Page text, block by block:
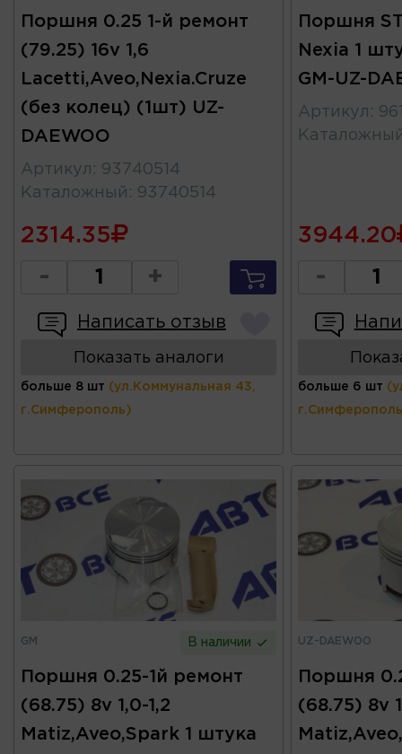
Поршня 0.25 1-й ремонт
(79.25) 16v 1,6
Lacetti,Aveo,Nexia.Cruze
(без колец) (1шт) UZ-
DAEWOO
Артикул : 93740514
Каталожный : 93740514
2314.35
- +
Написать отзыв
Показать аналоги
больше 8 шт (ул.Коммунальная 43,
г.Симферополь)
Поршня
Nexia 1
GM-UZ-
Артикул :
3944.20
-
больше 6 шт
GM В наличии
Поршня 0.25-1й ремонт
(68.75) 8v 1,0-1,2
Matiz,Aveo,Spark 1 штука
UZ-DAEWOO
Поршня
(68.75) 8v